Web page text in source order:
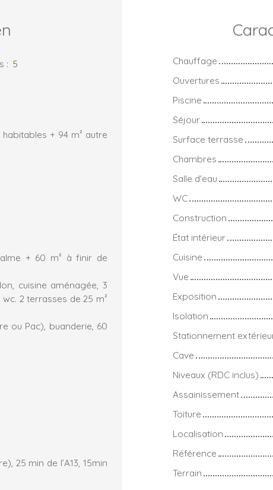
: 5
+ 94 m² autre
+ 60 m² à finir de
cuisine aménagée, 3
2 terrasses de 25 m²
ou Pac), buanderie, 60
25 min de l’A13, 15min
Chauffage
Ouvertures
Piscine
Séjour
Surface terrasse
Chambres
Salle d'eau
WC
Construction
État intérieur
Cuisine
Vue
Exposition
Isolation
Stationnement
Cave
Niveaux (RDC inclus)
Assainissement
Toiture
Localisation
Référence
Terrain